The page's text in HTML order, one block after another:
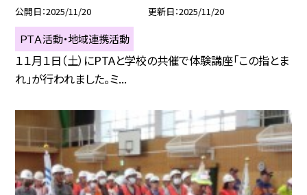
公開日 2025/11/20 更新日 2025/11/20
ＰＴＡ活動・地域連携活動
１１月１日（土）にPTAと学校の共催で体験講座「この指とま
れ」が行われました。ミ...